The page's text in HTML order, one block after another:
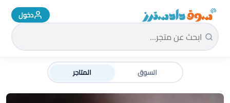
سوق دادسترز الرئيسية دخول
السوق المتاجر